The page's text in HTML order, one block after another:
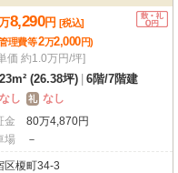
8,290円 [税込]
理費等2万2,000円)
価 約1.0万円/坪]
(26.38坪) 6階/7階建
なし 礼 なし
金
80万4,870円
場
－
区榎町34-3